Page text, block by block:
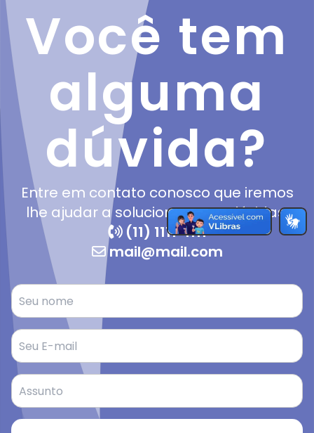
Você tem
alguma
dúvida?
Entre em contato conosco que iremos
lhe ajudar a solucionar suas dúvidas.
(11) 1111-1111
mail@mail.com